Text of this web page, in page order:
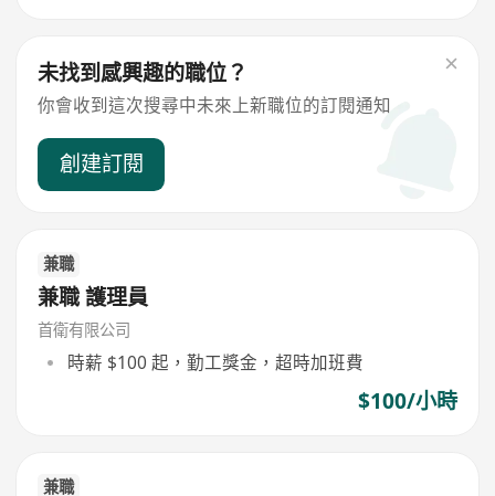
未找到感興趣的職位？
你會收到這次搜尋中未來上新職位的訂閱通知
創建訂閱
兼職
兼職 護理員
首衛有限公司
時薪 $100 起，勤工獎金，超時加班費
$100/小時
兼職